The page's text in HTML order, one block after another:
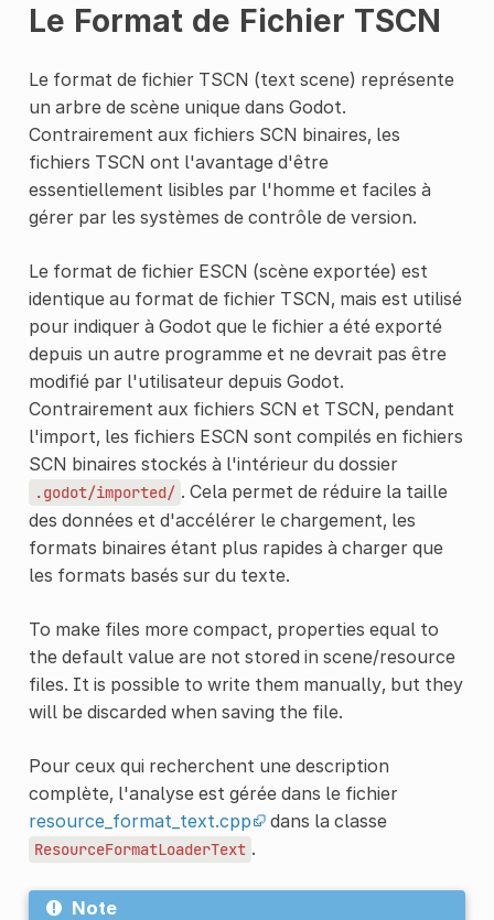
Le Format de Fichier TSCN
Le format de fichier TSCN (text scene) représente
un arbre de scène unique dans Godot.
Contrairement aux fichiers SCN binaires, les
fichiers TSCN ont l'avantage d'être
essentiellement lisibles par l'homme et faciles à
gérer par les systèmes de contrôle de version.
Le format de fichier ESCN (scène exportée) est
identique au format de fichier TSCN, mais est utilisé
pour indiquer à Godot que le fichier a été exporté
depuis un autre programme et ne devrait pas être
modifié par l'utilisateur depuis Godot.
Contrairement aux fichiers SCN et TSCN, pendant
l'import, les fichiers ESCN sont compilés en fichiers
SCN binaires stockés à l'intérieur du dossier
.godot/imported/ . Cela permet de réduire la taille
des données et d'accélérer le chargement, les
formats binaires étant plus rapides à charger que
les formats basés sur du texte.
To make files more compact, properties equal to
the default value are not stored in scene/resource
files. It is possible to write them manually, but they
will be discarded when saving the file.
Pour ceux qui recherchent une description
complète, l'analyse est gérée dans le fichier
resource_format_text.cpp
dans la classe
ResourceFormatLoaderText .
Note